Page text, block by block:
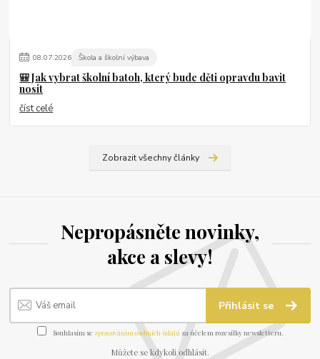
08.07.2026 Škola a školní výbava
🎒 Jak vybrat školní batoh, který bude děti opravdu bavit
nosit
číst celé
Zobrazit všechny články
Nepropásněte novinky,
akce a slevy!
Přihlásit se
Souhlasím se zpracováním osobních údajů za účelem rozesílky newsletteru.
Můžete se kdykoli odhlásit.